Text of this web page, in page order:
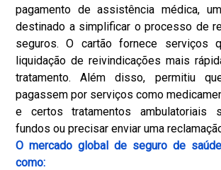
pagamento de assistência médica,
destinado a simplificar o processo de
seguros. O cartão fornece serviços
liquidação de reivindicações mais
tratamento. Além disso, permitiu
pagassem por serviços como
e certos tratamentos ambulatoriais
fundos ou precisar enviar uma
O mercado global de seguro de
como: